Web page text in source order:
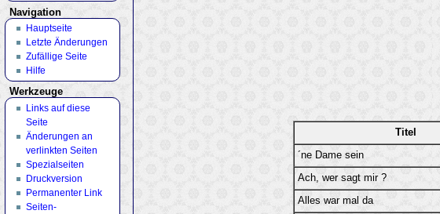
Titel
´ne Dame sein
Ach, wer sagt mir ?
Alles war mal da
Navigation
Hauptseite
Letzte Änderungen
Zufällige Seite
Hilfe
Werkzeuge
Links auf diese
Seite
Änderungen an
verlinkten Seiten
Spezialseiten
Druckversion
Permanenter Link
Seiten­